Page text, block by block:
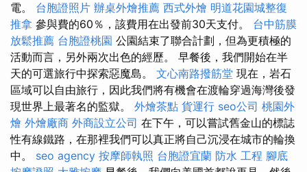
電。 台胞證照片 辦桌外燴推薦 西式外燴 明道花園城整復
推拿 參與費的60％，該費用在出發前30天支付。 台中筋膜
放鬆推薦 台胞證桃園 公園結束了聯合計劃，但為更積極的
活動而言，另外兩次出色的經歷。 早餐後，我們開始在半
天的可選旅行中探索惡魔島。 文心南路撥筋堂 現在，岩石
區域可以自由旅行，因此我們將有機會在渡輪穿過海灣後發
現世界上最著名的監獄。 外燴茶點 貨運行 seo公司 桃園外
燴 外燴廠商 外商設立公司 在下午，可以嘗試舊金山的標誌
性有線鐵路，在那裡我們可以真正將自己沉浸在城市的輪換
中。 seo agency 按摩師執照 台胞證宜蘭 防水 工程 腳底